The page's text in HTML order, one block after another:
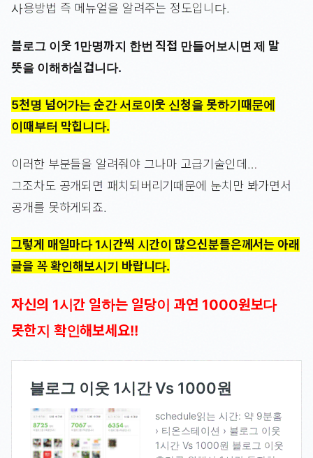
사용방법 즉 메뉴얼을 알려주는 정도입니다.
블로그 이웃 1만명까지 한번 직접 만들어보시면 제 말
뜻을 이해하실겁니다.
5천명 넘어가는 순간 서로이웃 신청을 못하기때문에
이때부터 막힙니다.
이러한 부분들을 알려줘야 그나마 고급기술인데…
그조차도 공개되면 패치되버리기때문에 눈치만 봐가면서
공개를 못하게되죠.
그렇게 매일마다 1시간씩 시간이 많으신분들은께서는 아래
글을 꼭 확인해보시기 바랍니다.
자신의 1시간 일하는 일당이 과연 1000원보다
못한지 확인해보세요!!